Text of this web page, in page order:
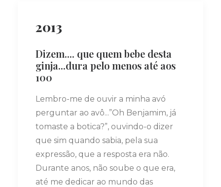
2013
Dizem.... que quem bebe desta
ginja...dura pelo menos até aos
100
Lembro-me de ouvir a minha avó
perguntar ao avô...”Oh Benjamim, já
tomaste a botica?”, ouvindo-o dizer
que sim quando sabia, pela sua
expressão, que a resposta era não.
Durante anos, não soube o que era,
até me dedicar ao mundo das